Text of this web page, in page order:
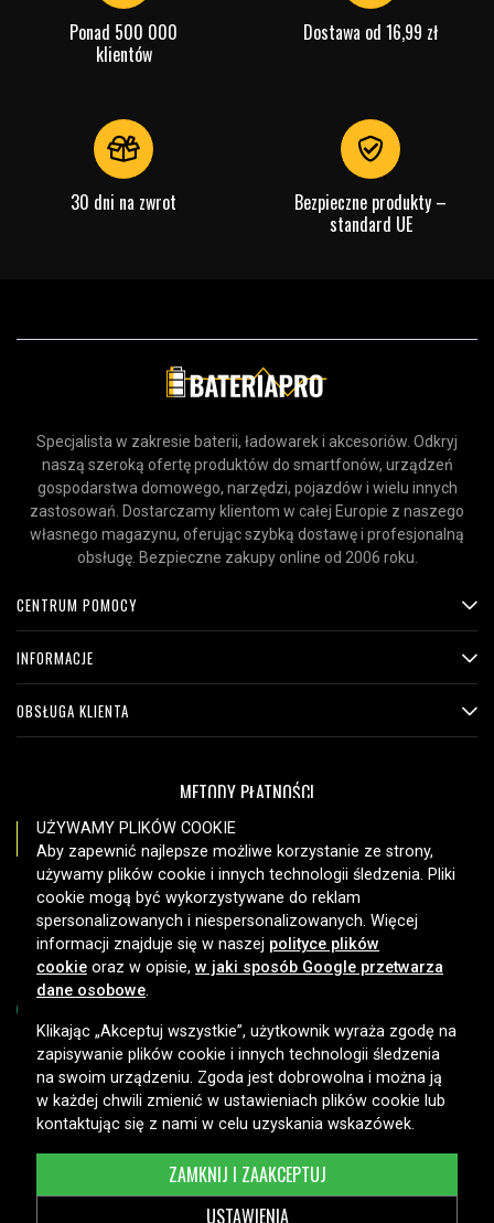
Ponad 500 000
klientów
Dostawa od 16,99 zł
30 dni na zwrot
Bezpieczne produkty –
standard UE
Specjalista w zakresie baterii, ładowarek i akcesoriów. Odkryj
naszą szeroką ofertę produktów do smartfonów, urządzeń
gospodarstwa domowego, narzędzi, pojazdów i wielu innych
zastosowań. Dostarczamy klientom w całej Europie z naszego
własnego magazynu, oferując szybką dostawę i profesjonalną
obsługę. Bezpieczne zakupy online od 2006 roku.
CENTRUM POMOCY
INFORMACJE
OBSŁUGA KLIENTA
METODY PŁATNOŚCI
OPCJE DOSTAWY
Copyright © 2026, Spares Nordic AB
UŻYWAMY PLIKÓW COOKIE
Aby zapewnić najlepsze możliwe korzystanie ze strony,
używamy plików cookie i innych technologii śledzenia. Pliki
cookie mogą być wykorzystywane do reklam
spersonalizowanych i niespersonalizowanych. Więcej
informacji znajduje się w naszej polityce plików
cookie oraz w opisie, w jaki sposób Google przetwarza
dane osobowe.
Klikając „Akceptuj wszystkie”, użytkownik wyraża zgodę na
zapisywanie plików cookie i innych technologii śledzenia
na swoim urządzeniu. Zgoda jest dobrowolna i można ją
w każdej chwili zmienić w ustawieniach plików cookie lub
kontaktując się z nami w celu uzyskania wskazówek.
USTAWIENIA
ZAMKNIJ I ZAAKCEPTUJ